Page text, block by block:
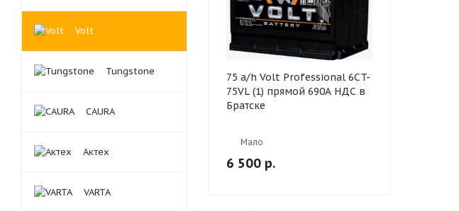
75 a/h Volt Professional 6CT-
75VL (1) прямой 690А НДС в
Братске
Мало
6 500 р.
Volt
Tungstone
CAURA
Актех
VARTA